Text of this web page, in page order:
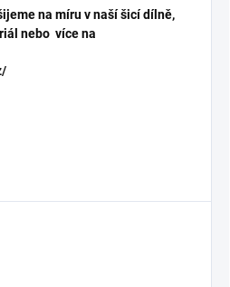
na míru v naší šicí dílně,
nebo více na